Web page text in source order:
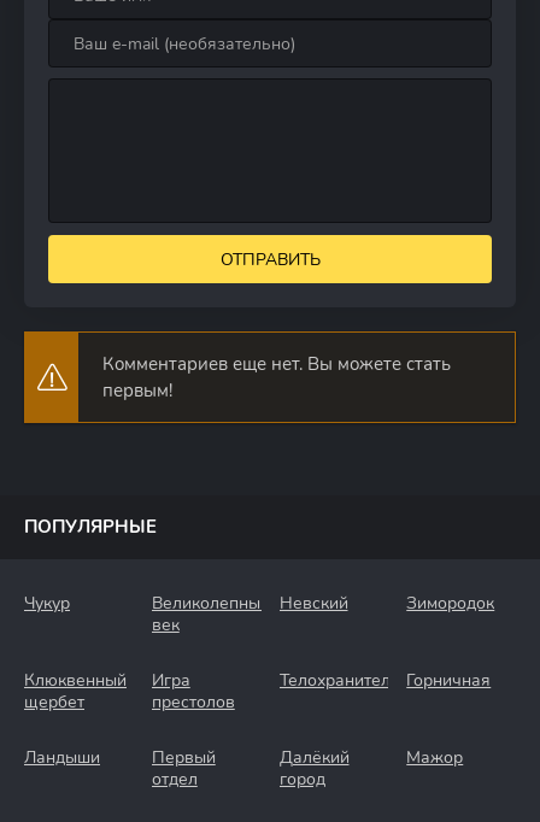
ОТПРАВИТЬ
Комментариев еще нет. Вы можете стать
первым!
ПОПУЛЯРНЫЕ
Чукур
Великолепный
век
Невский Зимородок
Клюквенный
щербет
Игра
престолов
Телохранители Горничная
Ландыши
Первый
отдел
Далёкий
город
Мажор